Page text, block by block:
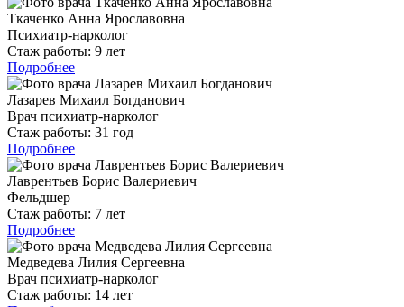
Ткаченко Анна Ярославовна
Психиатр-нарколог
Стаж работы: 9 лет
Подробнее
Лазарев Михаил Богданович
Врач психиатр-нарколог
Стаж работы: 31 год
Подробнее
Лаврентьев Борис Валериевич
Фельдшер
Стаж работы: 7 лет
Подробнее
Медведева Лилия Сергеевна
Врач психиатр-нарколог
Стаж работы: 14 лет